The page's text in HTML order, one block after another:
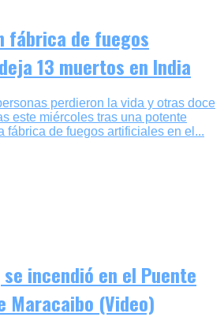
fábrica de fuegos
13 muertos en India
perdieron la vida y otras doce
este miércoles tras una potente
fábrica de fuegos artificiales en el...
incendió en el Puente
Maracaibo (Video)